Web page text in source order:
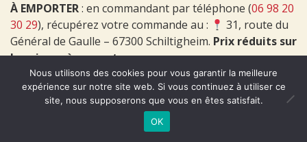
À EMPORTER: en commandant par téléphone (06 98 20
30 29), récupérez votre commande au :
31, route du
Général de Gaulle – 67300 Schiltigheim. Prix réduits sur
les pizzas à emporter.
Nous utilisons des cookies pour vous garantir la meilleure
expérience sur notre site web. Si vous continuez à utiliser ce
site, nous supposerons que vous en êtes satisfait.
OK